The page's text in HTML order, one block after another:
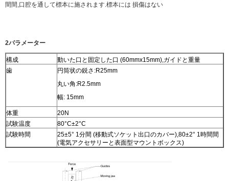
間間,口腔を通して標本に施されます.標本には 損傷はない
2パラメーター
構成
動いた口と固定した口 (60mmx15mm),ガイドと重量
歯
円筒状の鋭さ:R25mm
丸い角:R2.5mm
幅: 15mm
体重
20N
試験温度
80°C±2°C
試験時間
25±5° 1分間 (移動式ソケット出口のカバー),80±2° 1時間間
(電気アクセサリーと表面型マウントボックス)